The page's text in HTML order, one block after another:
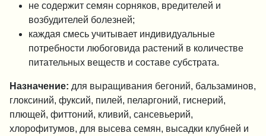
не содержит семян сорняков, вредителей и
возбудителей болезней;
каждая смесь учитывает индивидуальные
потребности любоговида растений в количестве
питательных веществ и составе субстрата.
Назначение: для выращивания бегоний, бальзаминов,
глоксиний, фуксий, пилей, пеларгоний, гиснерий,
плющей, фиттоний, кливий, сансевьерий,
хлорофитумов, для высева семян, высадки клубней и